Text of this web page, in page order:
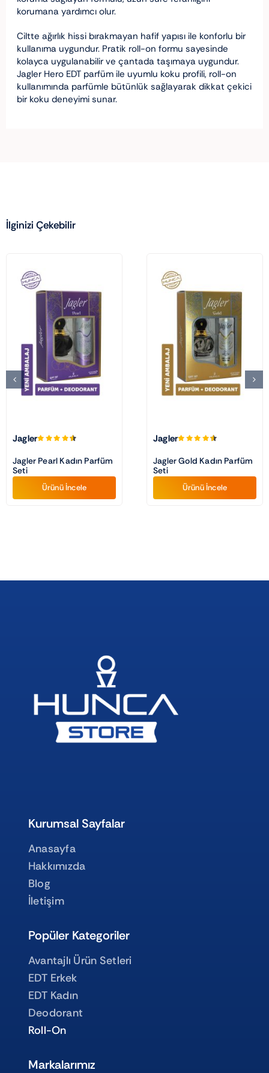
korumana yardımcı olur.
Ciltte ağırlık hissi bırakmayan hafif yapısı ile konforlu bir
kullanıma uygundur. Pratik roll-on formu sayesinde
kolayca uygulanabilir ve çantada taşımaya uygundur.
Jagler Hero EDT parfüm ile uyumlu koku profili, roll-on
kullanımında parfümle bütünlük sağlayarak dikkat çekici
bir koku deneyimi sunar.
İlginizi Çekebilir
Jagler
Jagler Pearl Kadın Parfüm
Seti
Ürünü İncele
Jagler
Jagler Gold Kadın Parfüm
Seti
Ürünü İncele
Kurumsal Sayfalar
Anasayfa
Hakkımızda
Blog
İletişim
Popüler Kategoriler
Avantajlı Ürün Setleri
EDT Erkek
EDT Kadın
Deodorant
Roll-On
Markalarımız